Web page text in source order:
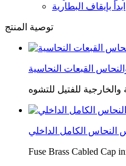
ابدأ بإيقاف البطارية
توصية المنتج
القبعات النحاسية
النحاس الكامل الداخلي